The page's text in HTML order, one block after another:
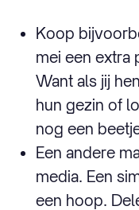
Koop
mei een extra
Want als jij
hun gezin of
nog een
Een andere
media. Een
een hoop.